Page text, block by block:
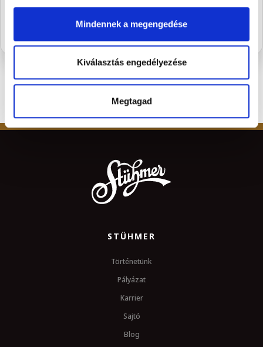
Mindennek a megengedése
Kiválasztás engedélyezése
Megtagad
FELIRATKOZOM
STÜHMER
Történetünk
Pályázat
Karrier
Sajtó
Blog